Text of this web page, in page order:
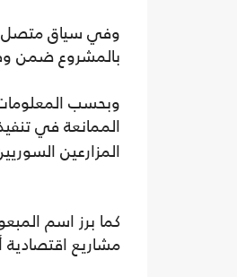
وفي سياق متصل،
بالمشروع ضمن
وبحسب
الممانعة في
المزارعين
كما برز اسم
مشاريع اقتصادية